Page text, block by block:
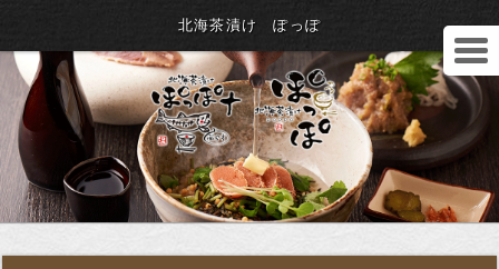
北海茶漬け ぽっぽ